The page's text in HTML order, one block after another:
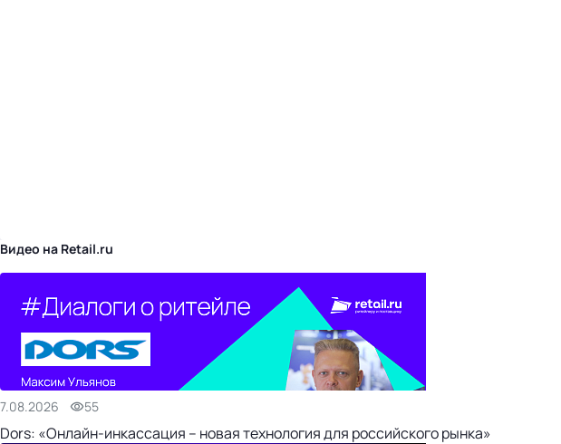
Видео на Retail.ru
7.08.2026 55
Dors: «Онлайн-инкассация – новая технология для российского рынка»